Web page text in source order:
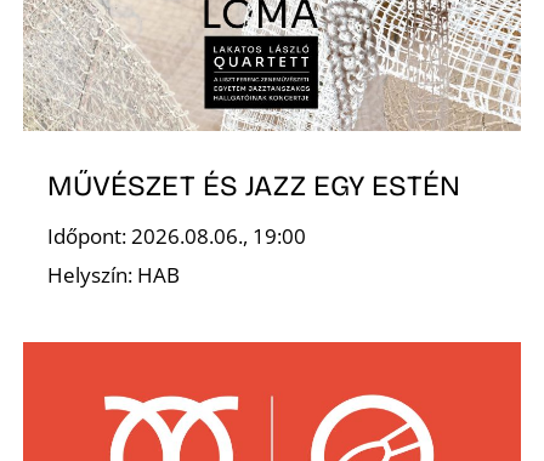
MŰVÉSZET ÉS JAZZ EGY ESTÉN
Időpont: 2026.08.06., 19:00
Helyszín: HAB